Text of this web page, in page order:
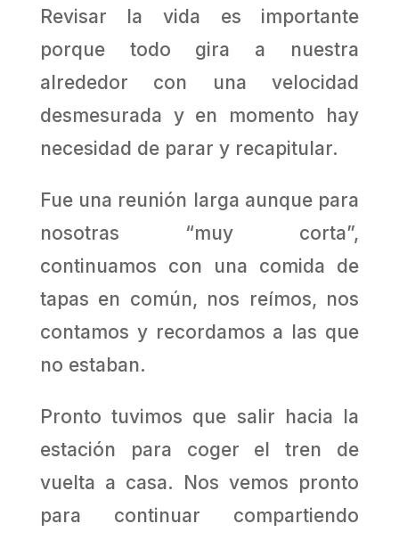
Revisar la vida es importante
porque todo gira a nuestra
alrededor con una velocidad
desmesurada y en momento hay
necesidad de parar y recapitular.
Fue una reunión larga aunque para
nosotras “muy corta”,
continuamos con una comida de
tapas en común, nos reímos, nos
contamos y recordamos a las que
no estaban.
Pronto tuvimos que salir hacia la
estación para coger el tren de
vuelta a casa. Nos vemos pronto
para continuar compartiendo